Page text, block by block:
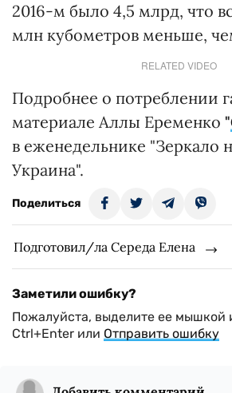
2016-м было 4,5 млрд, что
млн кубометров меньше,
RELATED VIDEO
Подробнее о потреблении
материале Аллы Еременко "
в еженедельнике "Зеркало
Украина".
Поделиться
Подготовил/ла Середа Елена
Заметили ошибку?
Пожалуйста, выделите ее мышкой
Ctrl+Enter или Отправить ошибку